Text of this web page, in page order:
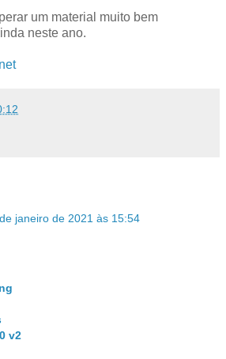
um material muito bem
neste ano.
janeiro de 2021 às 15:54
v2